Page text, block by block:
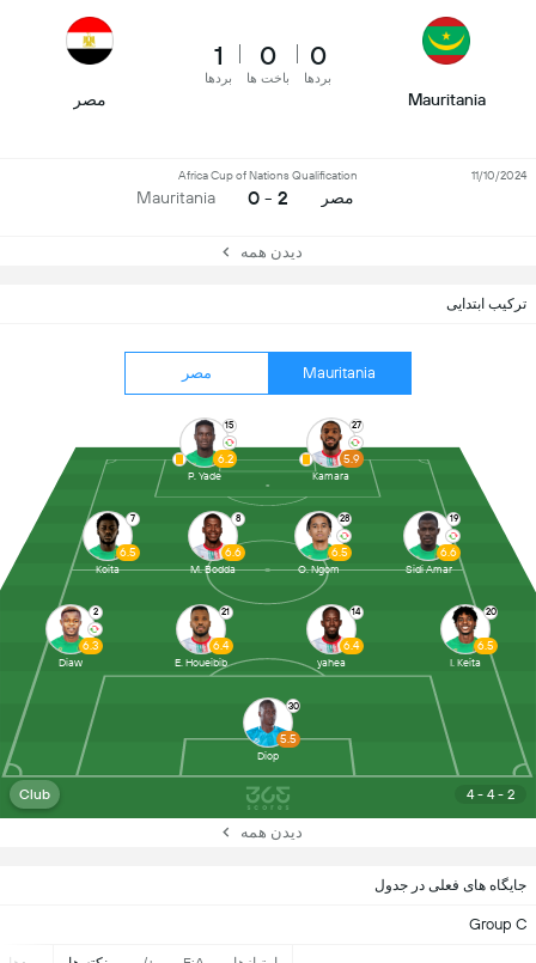
جایگاه های فعلی در جدول
Group C
ترکیب ابتدایی
Mauritania مصر
4 - 4 - 2
Club
30
5.5
Diop
2
6.3
Diaw
21
6.4
E. Houeibib
14
6.4
yahea
20
6.5
I. Keita
7
6.5
Koita
8
6.6
M. Bodda
28
6.5
O. Ngom
19
6.6
Sidi Amar
15
6.2
P. Yade
27
5.9
Kamara
دیدن همه
Mauritania
0
بردها
0
باخت ها
1
بردها
مصر
مصر
Africa Cup of Nations Qualification
2 - 0
Mauritania
11/10/2024
دیدن همه